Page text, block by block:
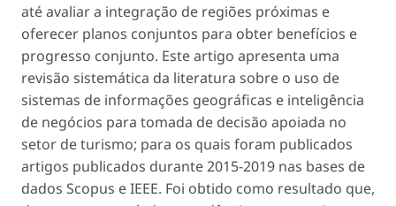
até avaliar a integração de regiões próximas e
oferecer planos conjuntos para obter benefícios e
progresso conjunto. Este artigo apresenta uma
revisão sistemática da literatura sobre o uso de
sistemas de informações geográficas e inteligência
de negócios para tomada de decisão apoiada no
setor de turismo; para os quais foram publicados
artigos publicados durante 2015-2019 nas bases de
dados Scopus e IEEE. Foi obtido como resultado que,